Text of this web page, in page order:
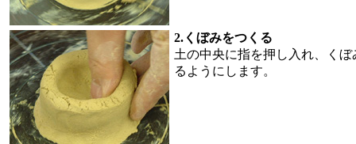
2.くぼみをつくる
土の中央に指を押し入れ、く
るようにします。